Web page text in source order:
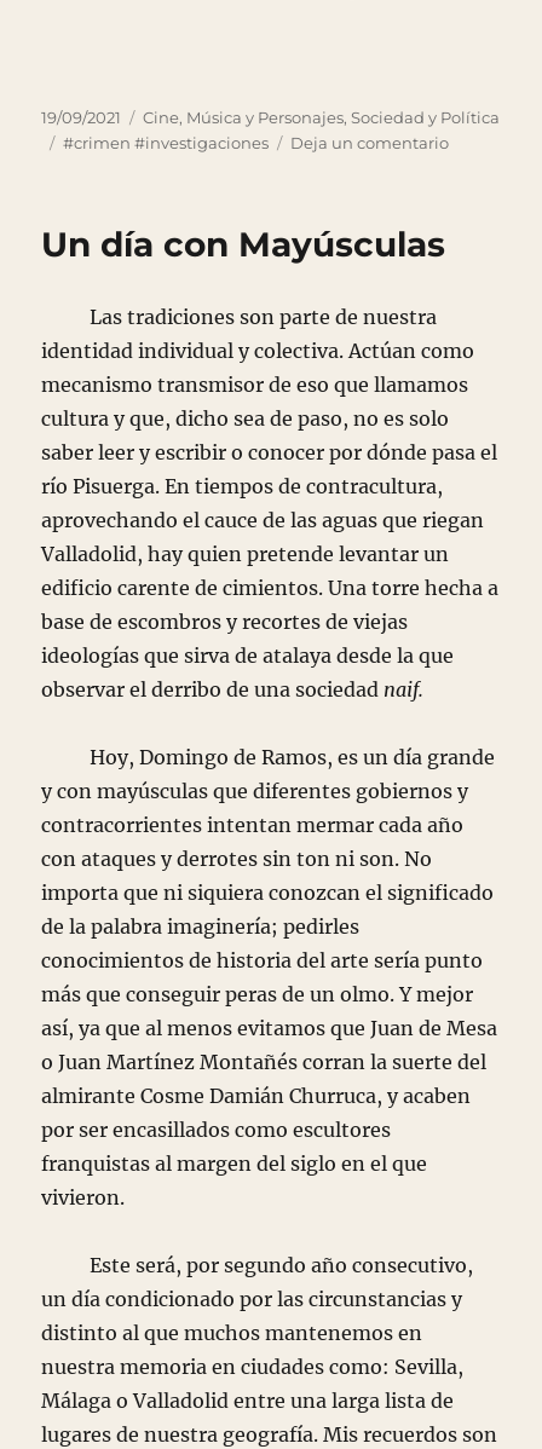
Publicado
el
19/09/2021 Categorías
Cine, Música y Personajes,Sociedad y Política
Etiquetas
#crimen #investigaciones Deja un comentarioen
Un día con Mayúsculas
Las tradiciones son parte de nuestra
identidad individual y colectiva. Actúan como
mecanismo transmisor de eso que llamamos
cultura y que, dicho sea de paso, no es solo
saber leer y escribir o conocer por dónde pasa el
río Pisuerga. En tiempos de contracultura,
aprovechando el cauce de las aguas que riegan
Valladolid, hay quien pretende levantar un
edificio carente de cimientos. Una torre hecha a
base de escombros y recortes de viejas
ideologías que sirva de atalaya desde la que
observar el derribo de una sociedad naif.
Hoy, Domingo de Ramos, es un día grande
y con mayúsculas que diferentes gobiernos y
contracorrientes intentan mermar cada año
con ataques y derrotes sin ton ni son. No
importa que ni siquiera conozcan el significado
de la palabra imaginería; pedirles
conocimientos de historia del arte sería punto
más que conseguir peras de un olmo. Y mejor
así, ya que al menos evitamos que Juan de Mesa
o Juan Martínez Montañés corran la suerte del
almirante Cosme Damián Churruca, y acaben
por ser encasillados como escultores
franquistas al margen del siglo en el que
vivieron.
Este será, por segundo año consecutivo,
un día condicionado por las circunstancias y
distinto al que muchos mantenemos en
nuestra memoria en ciudades como: Sevilla,
Málaga o Valladolid entre una larga lista de
lugares de nuestra geografía. Mis recuerdos son